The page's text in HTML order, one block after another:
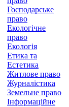
Господарське
право
Екологічне
право
Екологія
Етика та
Естетика
Житлове право
Журналістика
Земельне право
Інформаційне